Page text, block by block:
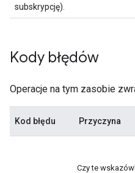
subskrypcję).
Kody błędów
Operacje na tym zasobie
Kod błędu Przyczyna
Czy te